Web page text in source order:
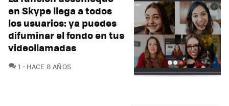
en Skype llega a todos
los usuarios: ya puedes
difuminar el fondo en tus
videollamadas
1 COMENTARIOS
HACE 8 AÑOS